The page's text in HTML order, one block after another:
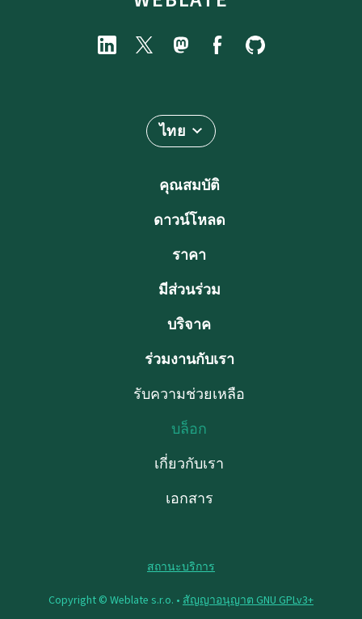
ไทย
คุณสมบัติ
ดาวน์โหลด
ราคา
มีส่วนร่วม
บริจาค
ร่วมงานกับเรา
รับความช่วยเหลือ
บล็อก
เกี่ยวกับเรา
เอกสาร
สถานะบริการ
Copyright © Weblate s.r.o. • สัญญาอนุญาต GNU GPLv3+